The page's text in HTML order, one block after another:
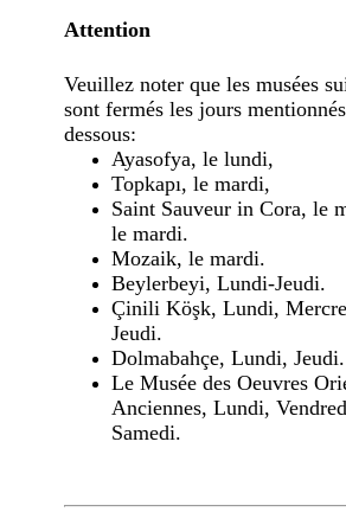
Attention
Veuillez noter que les musées
sont fermés les jours
dessous:
Ayasofya, le lundi,
Topkapı, le mardi,
Saint Sauveur in Cora, le
le mardi.
Mozaik, le mardi.
Beylerbeyi, Lundi-Jeudi.
Çinili Köşk, Lundi,
Jeudi.
Dolmabahçe, Lundi, Jeudi.
Le Musée des Oeuvres
Anciennes, Lundi,
Samedi.